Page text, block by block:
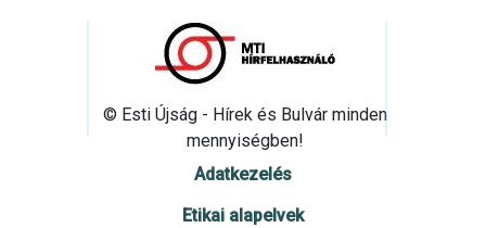
© Esti Újság - Hírek és Bulvár minden
mennyiségben!
Adatkezelés
Etikai alapelvek